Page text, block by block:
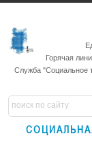
Горячая
Служба "Социальное